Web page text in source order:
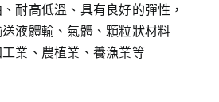
耐高低溫、具有良好的彈性，
液體輸、氣體、顆粒狀材料
業、農植業、養漁業等